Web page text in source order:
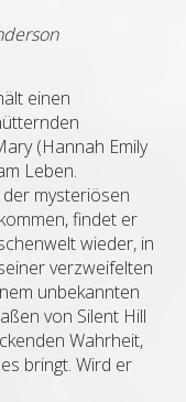
einen
(Hannah Emily
Leben.
mysteriösen
findet er
wieder, in
verzweifelten
unbekannten
von Silent Hill
Wahrheit,
bringt. Wird er